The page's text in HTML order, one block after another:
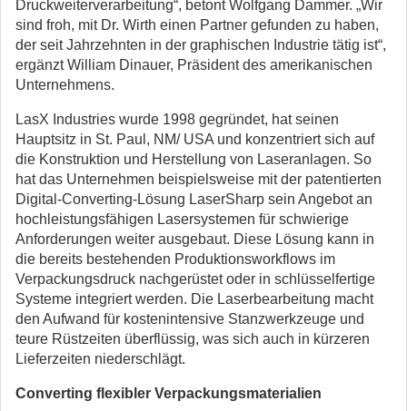
Druckweiterverarbeitung“, betont Wolfgang Dammer. „Wir
sind froh, mit Dr. Wirth einen Partner gefunden zu haben,
der seit Jahrzehnten in der graphischen Industrie tätig ist“,
ergänzt William Dinauer, Präsident des amerikanischen
Unternehmens.
LasX Industries wurde 1998 gegründet, hat seinen
Hauptsitz in St. Paul, NM/ USA und konzentriert sich auf
die Konstruktion und Herstellung von Laseranlagen. So
hat das Unternehmen beispielsweise mit der patentierten
Digital-Converting-Lösung LaserSharp sein Angebot an
hochleistungsfähigen Lasersystemen für schwierige
Anforderungen weiter ausgebaut. Diese Lösung kann in
die bereits bestehenden Produktionsworkflows im
Verpackungsdruck nachgerüstet oder in schlüsselfertige
Systeme integriert werden. Die Laserbearbeitung macht
den Aufwand für kostenintensive Stanzwerkzeuge und
teure Rüstzeiten überflüssig, was sich auch in kürzeren
Lieferzeiten niederschlägt.
Converting flexibler Verpackungsmaterialien